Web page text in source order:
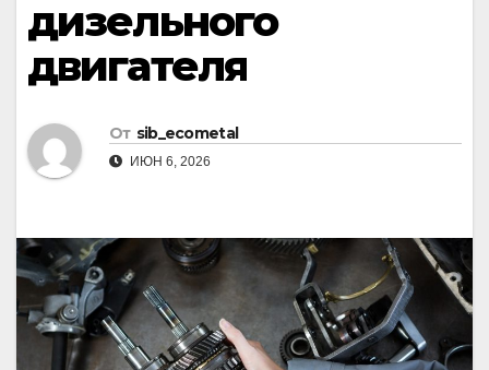
дизельного
двигателя
От sib_ecometal
ИЮН 6, 2026